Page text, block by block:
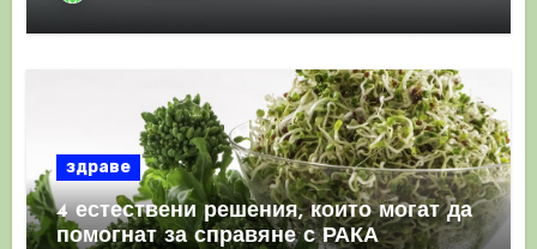
здраве
4 естествени решения, които могат да
помогнат за справяне с РАКА